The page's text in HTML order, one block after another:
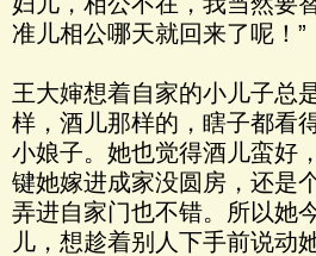
准儿相公哪天就回来了呢！”
王大婶想着自家的小儿子总
样，酒儿那样的，瞎子都看
小娘子。她也觉得酒儿蛮好
键她嫁进成家没圆房，还是
弄进自家门也不错。所以她
儿，想趁着别人下手前说动